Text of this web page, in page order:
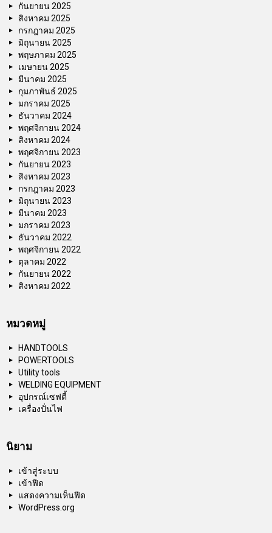
กันยายน 2025
สิงหาคม 2025
กรกฎาคม 2025
มิถุนายน 2025
พฤษภาคม 2025
เมษายน 2025
มีนาคม 2025
กุมภาพันธ์ 2025
มกราคม 2025
ธันวาคม 2024
พฤศจิกายน 2024
สิงหาคม 2024
พฤศจิกายน 2023
กันยายน 2023
สิงหาคม 2023
กรกฎาคม 2023
มิถุนายน 2023
มีนาคม 2023
มกราคม 2023
ธันวาคม 2022
พฤศจิกายน 2022
ตุลาคม 2022
กันยายน 2022
สิงหาคม 2022
หมวดหมู่
HANDTOOLS
POWERTOOLS
Utility tools
WELDING EQUIPMENT
อุปกรณ์เซฟตี้
เครื่องปั่นไฟ
นิยาม
เข้าสู่ระบบ
เข้าฟีด
แสดงความเห็นฟีด
WordPress.org